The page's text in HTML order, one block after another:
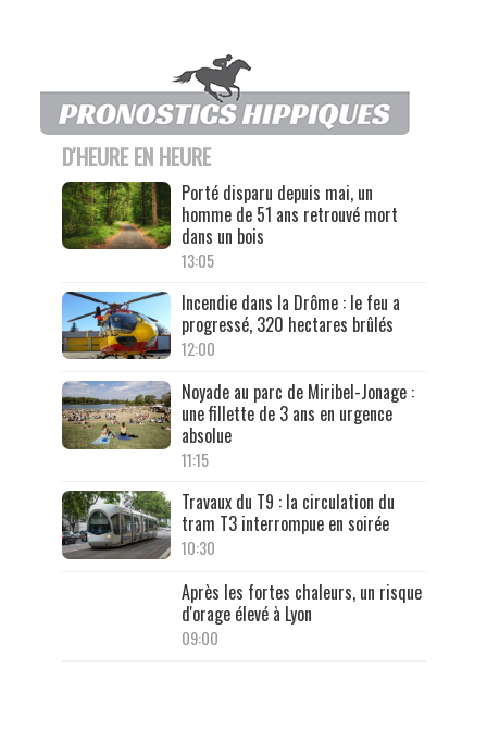
D'HEURE EN HEURE
Porté disparu depuis mai, un
homme de 51 ans retrouvé mort
dans un bois
13:05
Incendie dans la Drôme : le feu a
progressé, 320 hectares brûlés
12:00
Noyade au parc de Miribel-Jonage :
une fillette de 3 ans en urgence
absolue
11:15
Travaux du T9 : la circulation du
tram T3 interrompue en soirée
10:30
Après les fortes chaleurs, un risque
d'orage élevé à Lyon
09:00